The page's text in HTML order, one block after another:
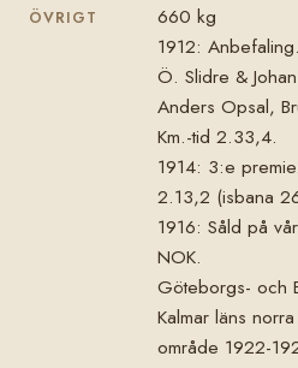
ÖVRIGT
660 kg
1912:
Ö. Slidre &
Anders Opsal,
Km.-tid 2.33,4.
1914: 3:e
2.13,2 (isbana
1916: Såld på
NOK.
Göteborgs- och
Kalmar läns
område 1922-